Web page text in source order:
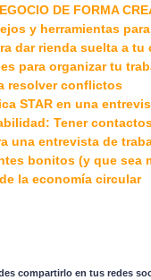
DE FORMA
y herramientas
dar rienda suelta a tu
para organizar tu
resolver conflictos
STAR en una
Tener
una entrevista de
bonitos (y que sea
la economía circular
compartirlo en tus redes